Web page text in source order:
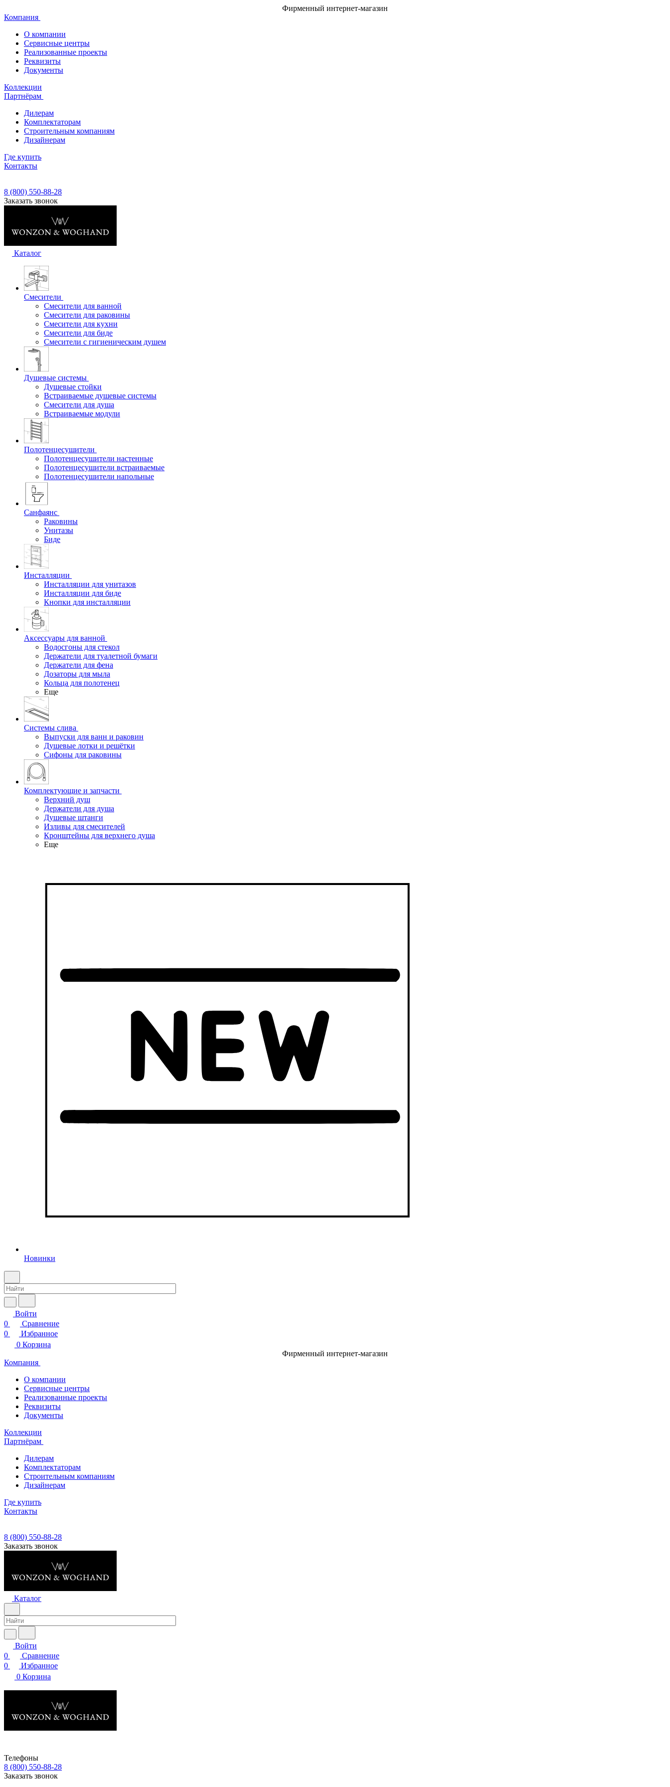
Фирменный интернет-магазин
Компания
О компании
Сервисные центры
Реализованные проекты
Реквизиты
Документы
Коллекции
Партнёрам
Дилерам
Комплектаторам
Строительным компаниям
Дизайнерам
Где купить
Контакты
8 (800) 550-88-28
Заказать звонок
Каталог
Смесители
Смесители для ванной
Смесители для раковины
Смесители для кухни
Смесители для биде
Смесители с гигиеническим душем
Душевые системы
Душевые стойки
Встраиваемые душевые системы
Смесители для душа
Встраиваемые модули
Полотенцесушители
Полотенцесушители настенные
Полотенцесушители встраиваемые
Полотенцесушители напольные
Санфаянс
Раковины
Унитазы
Биде
Инсталляции
Инсталляции для унитазов
Инсталляции для биде
Кнопки для инсталляции
Аксессуары для ванной
Водосгоны для стекол
Держатели для туалетной бумаги
Держатели для фена
Дозаторы для мыла
Кольца для полотенец
Еще
Системы слива
Выпуски для ванн и раковин
Душевые лотки и решётки
Сифоны для раковины
Комплектующие и запчасти
Верхний душ
Держатели для душа
Душевые штанги
Изливы для смесителей
Кронштейны для верхнего душа
Еще
Новинки
Войти
0
Сравнение
0
Избранное
0 Корзина
Фирменный интернет-магазин
Компания
О компании
Сервисные центры
Реализованные проекты
Реквизиты
Документы
Коллекции
Партнёрам
Дилерам
Комплектаторам
Строительным компаниям
Дизайнерам
Где купить
Контакты
8 (800) 550-88-28
Заказать звонок
Каталог
Войти
0
Сравнение
0
Избранное
0 Корзина
Телефоны
8 (800) 550-88-28
Заказать звонок